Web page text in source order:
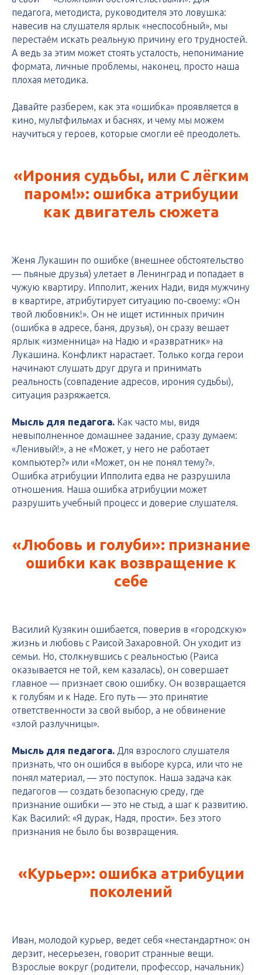
педагога, методиста, руководителя это ловушка:
навесив на слушателя ярлык «неспособный», мы
перестаём искать реальную причину его трудностей.
А ведь за этим может стоять усталость, непонимание
формата, личные проблемы, наконец, просто наша
плохая методика.
Давайте разберем, как эта «ошибка» проявляется в
кино, мультфильмах и баснях, и чему мы можем
научиться у героев, которые смогли её преодолеть.
«Ирония судьбы, или С лёгким
паром!»: ошибка атрибуции
как двигатель сюжета
Женя Лукашин по ошибке (внешнее обстоятельство
— пьяные друзья) улетает в Ленинград и попадает в
чужую квартиру. Ипполит, жених Нади, видя мужчину
в квартире, атрибутирует ситуацию по-своему: «Он
твой любовник!». Он не ищет истинных причин
(ошибка в адресе, баня, друзья), он сразу вешает
ярлык «изменница» на Надю и «развратник» на
Лукашина. Конфликт нарастает. Только когда герои
начинают слушать друг друга и принимать
реальность (совпадение адресов, ирония судьбы),
ситуация разряжается.
Мысль для педагога. Как часто мы, видя
невыполненное домашнее задание, сразу думаем:
«Ленивый!», а не «Может, у него не работает
компьютер?» или «Может, он не понял тему?».
Ошибка атрибуции Ипполита едва не разрушила
отношения. Наша ошибка атрибуции может
разрушить учебный процесс и доверие слушателя.
«Любовь и голуби»: признание
ошибки как возвращение к
себе
Василий Кузякин ошибается, поверив в «городскую»
жизнь и любовь с Раисой Захаровной. Он уходит из
семьи. Но, столкнувшись с реальностью (Раиса
оказывается не той, кем казалась), он совершает
главное — признает свою ошибку. Он возвращается
к голубям и к Наде. Его путь — это принятие
ответственности за свой выбор, а не обвинение
«злой разлучницы».
Мысль для педагога. Для взрослого слушателя
признать, что он ошибся в выборе курса, или что не
понял материал, — это поступок. Наша задача как
педагогов — создать безопасную среду, где
признание ошибки — это не стыд, а шаг к развитию.
Как Василий: «Я дурак, Надя, прости». Без этого
признания не было бы возвращения.
«Курьер»: ошибка атрибуции
поколений
Иван, молодой курьер, ведет себя «нестандартно»: он
дерзит, несерьезен, говорит странные вещи.
Взрослые вокруг (родители, профессор, начальник)